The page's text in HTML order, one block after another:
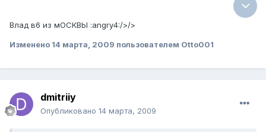
Влад в6 из мОСКВЫ :angry4:/>/>
Изменено 14 марта, 2009 пользователем Otto001
dmitriiy
Опубликовано 14 марта, 2009